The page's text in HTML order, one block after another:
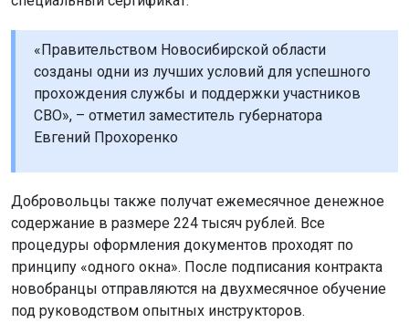
«Правительством Новосибирской области
созданы одни из лучших условий для успешного
прохождения службы и поддержки участников
СВО», – отметил заместитель губернатора
Евгений Прохоренко
Добровольцы также получат ежемесячное денежное
содержание в размере 224 тысяч рублей. Все
процедуры оформления документов проходят по
принципу «одного окна». После подписания контракта
новобранцы отправляются на двухмесячное обучение
под руководством опытных инструкторов.